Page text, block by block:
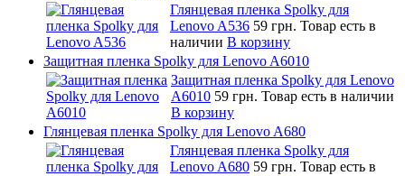
Глянцевая пленка Spolky для
Lenovo A536 59 грн. Товар есть в
наличии В корзину
Защитная пленка Spolky для Lenovo A6010
Защитная пленка Spolky для Lenovo
A6010 59 грн. Товар есть в наличии
В корзину
Глянцевая пленка Spolky для Lenovo A680
Глянцевая пленка Spolky для
Lenovo A680 59 грн. Товар есть в